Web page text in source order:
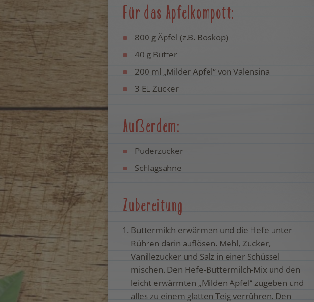
Für das Apfelkompott:
800 g Äpfel (z.B. Boskop)
40 g Butter
200 ml „Milder Apfel“ von Valensina
3 EL Zucker
Außerdem:
Puderzucker
Schlagsahne
Zubereitung
Buttermilch erwärmen und die Hefe unter
Rühren darin auflösen. Mehl, Zucker,
Vanillezucker und Salz in einer Schüssel
mischen. Den Hefe-Buttermilch-Mix und den
leicht erwärmten „Milden Apfel“ zugeben und
alles zu einem glatten Teig verrühren. Den